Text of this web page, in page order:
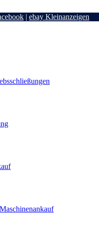
| ebay Kleinanzeigen